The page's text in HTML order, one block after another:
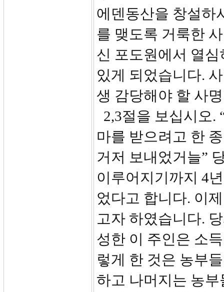
에덴동산을 창설하
를 맺도록 거룩한
신 포도원에서 열
있게 되었습니다.
생 감당해야 할 사
2,3절을 보십시오.
마를 받으려고 한
거저 보내었거늘”
이루어지기까지 4
었다고 합니다. 이
고자 하였습니다.
성한 이 주인은 소
렇게 한 것은 농부
하고 나머지는 농